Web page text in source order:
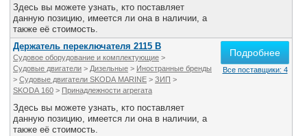
Здесь вы можете узнать, кто поставляет
данную позицию, имеется ли она в наличии, а
также её стоимость.
Держатель переключателя 2115 В
Судовое оборудование и комплектующие >
Судовые двигатели > Дизельные > Иностранные бренды
> Судовые двигатели SKODA MARINE > ЗИП >
SKODA 160 > Принадлежности агрегата
Здесь вы можете узнать, кто поставляет
данную позицию, имеется ли она в наличии, а
также её стоимость.
Подробнее
Все поставщики: 4